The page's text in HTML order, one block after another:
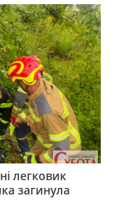
легковик
загинула